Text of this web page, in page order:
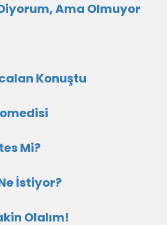
Ama Olmuyor
Konuştu
Mi?
İstiyor?
Olalım!